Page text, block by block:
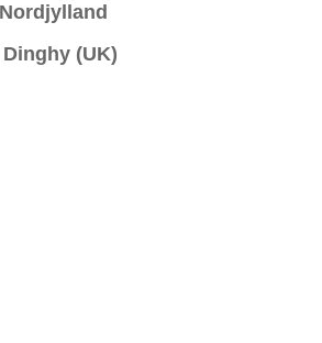
(UK)